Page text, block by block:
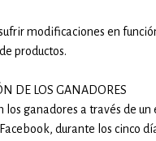
modificaciones en
productos.
DE LOS GANADORES
los ganadores a través de un
durante los cinco